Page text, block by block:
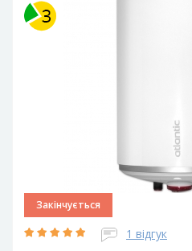
Закінчується
1 відгук